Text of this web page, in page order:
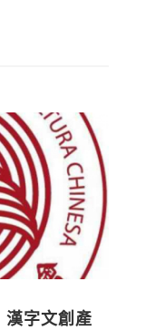
字文創產